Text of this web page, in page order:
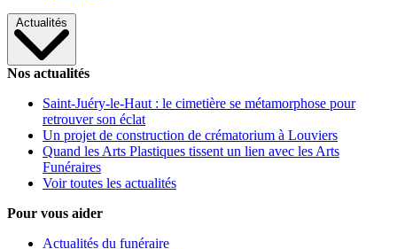
Actualités
Nos actualités
Saint-Juéry-le-Haut : le cimetière se métamorphose pour
retrouver son éclat
Un projet de construction de crématorium à Louviers
Quand les Arts Plastiques tissent un lien avec les Arts
Funéraires
Voir toutes les actualités
Pour vous aider
Actualités du funéraire